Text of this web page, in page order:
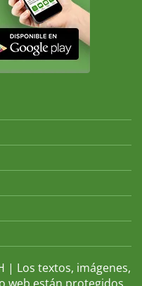
| Los textos, imágenes,